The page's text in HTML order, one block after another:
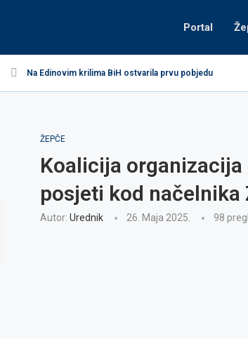
Portal
Na Edinovim krilima BiH ostvarila prvu pobjedu
ŽEPČE
Koalicija
posjeti kod načelnika
Autor: Urednik 26. Maja 2025. 98